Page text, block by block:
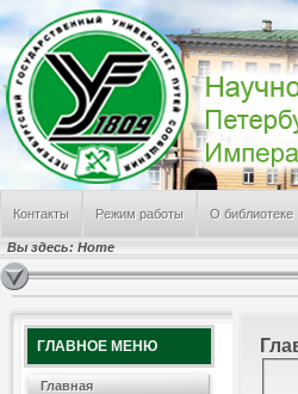
Контакты Режим работы О библиотеке
Вы здесь: Home
Пресса о ПГУПС (дайджест СМИ за июль
День железнодорожника
ПГУПС заслужил грант в Федеральном
Режим работы НТБ летом 2026 года
В поиске альма-матер
САМЫЕ ПОПУЛЯРНЫЕ
Режим работы отделов Научно-
Электронные Ресурсы
Информация о библиотеке
Лабораторная работа по физике № 100
ГЛАВНОЕ МЕНЮ
Главная